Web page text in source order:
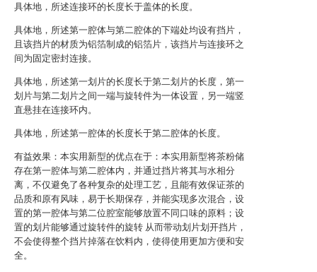
具体地，所述连接环的长度长于盖体的长度。
具体地，所述第一腔体与第二腔体的下端处均设有挡片，
且该挡片的材质为铝箔制成的铝箔片，该挡片与连接环之
间为固定密封连接。
具体地，所述第一划片的长度长于第二划片的长度，第一
划片与第二划片之间一端与旋转件为一体设置，另一端竖
直悬挂在连接环内。
具体地，所述第一腔体的长度长于第二腔体的长度。
有益效果：本实用新型的优点在于：本实用新型将茶粉储
存在第一腔体与第二腔体内，并通过挡片将其与水相分
离，不仅避免了各种复杂的处理工艺，且能有效保证茶的
品质和原有风味，易于长期保存，并能实现多次混合，设
置的第一腔体与第二位腔室能够放置不同口味的原料；设
置的划片能够通过旋转件的旋转 从而带动划片划开挡片，
不会使得整个挡片掉落在饮料内，使得使用更加方便和安
全。